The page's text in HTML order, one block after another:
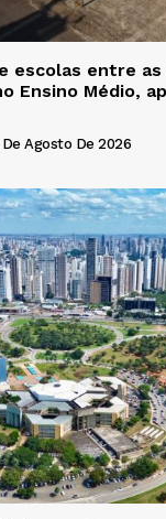
escolas entre
Ensino Médio,
Agosto De 2026